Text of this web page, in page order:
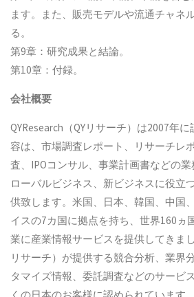
ます。また、販売モデルや流通チャネ
る。
第9章：研究成果と結論。
第10章：付録。
会社概要
QYResearch（QYリサーチ）は2007年
容は、市場調査レポート、リサーチレ
査、IPOコンサル、事業計画書などの
ローバルビジネス、新ビジネスに役立
供致します。米国、日本、韓国、中国
イスの7カ国に拠点を持ち、世界160ヵ
業に産業情報サービスを提供してきま
リサーチ）が提供する競合分析、業界
タマイズ情報、委託調査などのサービ